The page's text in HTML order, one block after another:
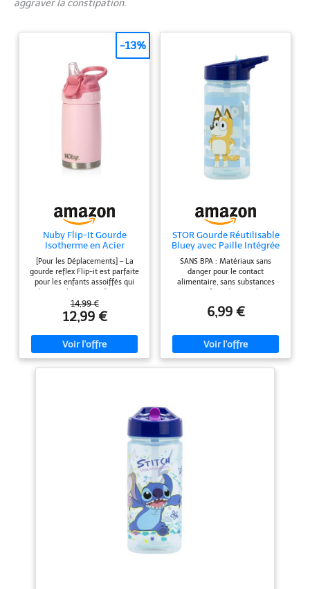
aggraver la constipation.
Nuby Flip-It Gourde
Isotherme en Acier
Inoxydable, 300ml, +18
Mois, Rose
[Pour les Déplacements] – La
gourde reflex Flip-it est parfaite
pour les enfants assoiffés qui
contient une poignée qui est
facile à tenir ou attacher à une
poussette ou un sac. [Gourde
Parfaite] – Le bouchon Flip-it est
conçu pour éviter les gouttes et
déversements lorsque son
Qualité] – Fabriquée en acier
inoxydable robuste, cette gourde
intensive, offrant une longue
durée de vie même lors des
aventures les plus actives. [Bec
Spécialement conçu pour être
délicat et doux pour les gencives
et dents de vos tout-petits. [Une
Gourde Rafraîchissante] – Garder
le liquide au frais pour une durée
14,99 €
12,99 €
-13%
STOR Gourde Réutilisable
Bluey avec Paille Intégrée
Bouteille Eau Plastique
Carrée Enfant
SANS BPA : Matériaux sans
danger pour le contact
alimentaire, sans substances
ORIGINAL SOUS LICENCE
uniquement avec des licences
officielles. Produit authentique
validé par la marque SYSTÈME
déversements dans les sacs et
confortablement en toute
situation FABRICATION SÛRE ET
DURABLE: Plastique résistant de
garantissant un usage quotidien
sécurisé. Matériaux robustes
sélectionnés pour résister aux
chutes et à l'usure quotidienne.
fermeture hermétique fiable
Compagne idéale pour l'école,
6,99 €